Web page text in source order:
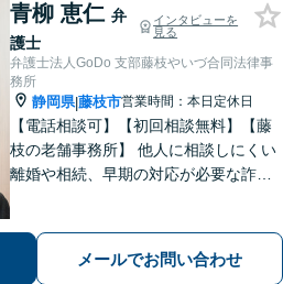
青柳 恵仁 弁
護士
インタビューを
見る
弁護士法人GoDo 支部藤枝やいづ合同法律事
務所
静岡県|藤枝市営業時間：本日定休日
【電話相談可】【初回相談無料】【藤
枝の老舗事務所】 他人に相談しにくい
離婚や相続、早期の対応が必要な詐欺
か」と悩まずに、まずはご相談くださ
い【弁護士3人在籍】
メールでお問い合わせ